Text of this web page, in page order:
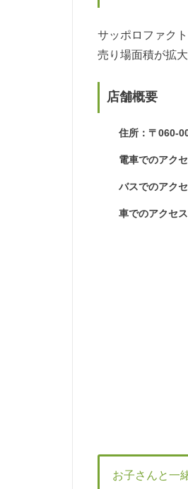
サッポロファク
売り場面積が拡
店舗概要
住所：〒060-
電車でのアク
バスでのアク
車でのアクセ
お子さんと一